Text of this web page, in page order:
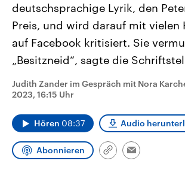
Aktuelle Beiträge, Analysen und
Hintergründe
Wirtschaftlich und militärisch
gehören die Vereinigten Staaten zu
den mächtigsten Ländern der Erde,
mit großem Einfluss auf das
aktuelle Weltgeschehen.
Der
Israel
Sendungen
Audio-Archiv
deutschsprachige Lyrik, den
Preis, und wird darauf mit vielen
auf Facebook kritisiert. Sie
„Besitzneid“, sagte die
Judith Zander im Gespräch mit Nora
2023, 16:15 Uhr
Hören 08:37 Audio
Abonnieren
Link
Email